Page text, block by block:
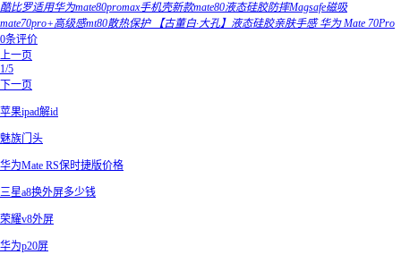
酷比罗适用华为mate80promax手机壳新款mate80液态硅胶防摔Magsafe磁吸
mate70pro+高级感mt80散热保护 【古董白·大孔】液态硅胶亲肤手感 华为 Mate 70Pro
0条评价
上一页
1/5
下一页
苹果ipad解id
魅族门头
华为Mate RS保时捷版价格
三星a8换外屏多少钱
荣耀v8外屏
华为p20屏